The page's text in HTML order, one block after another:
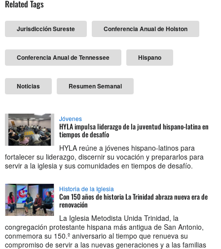
Related Tags
Jurisdicción Sureste Conferencia Anual de Holston
Conferencia Anual de Tennessee Hispano
Noticias Resumen Semanal
Jóvenes
HYLA impulsa liderazgo de la juventud hispano-latina en
tiempos de desafío
HYLA reúne a jóvenes hispano-latinos para
fortalecer su liderazgo, discernir su vocación y prepararlos para
servir a la iglesia y sus comunidades en tiempos de desafío.
Historia de la Iglesia
Con 150 años de historia La Trinidad abraza nueva era de
renovación
La Iglesia Metodista Unida Trinidad, la
congregación protestante hispana más antigua de San Antonio,
conmemora su 150.º aniversario al tiempo que renueva su
compromiso de servir a las nuevas generaciones y a las familias